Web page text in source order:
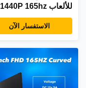
للألعاب 1440P 165hz
Freesync
الاستفسار الآن